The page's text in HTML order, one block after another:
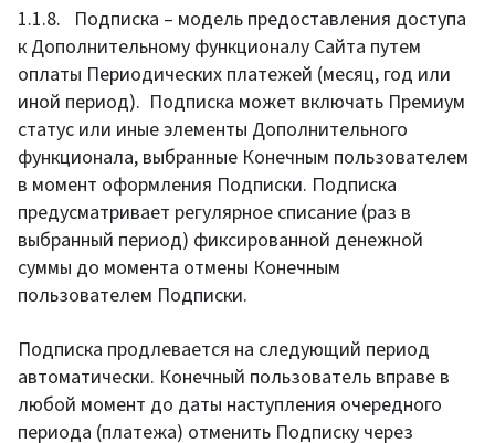
1.1.8. Подписка – модель предоставления доступа
к Дополнительному функционалу Сайта путем
оплаты Периодических платежей (месяц, год или
иной период). Подписка может включать Премиум
статус или иные элементы Дополнительного
функционала, выбранные Конечным пользователем
в момент оформления Подписки. Подписка
предусматривает регулярное списание (раз в
выбранный период) фиксированной денежной
суммы до момента отмены Конечным
пользователем Подписки.
Подписка продлевается на следующий период
автоматически. Конечный пользователь вправе в
любой момент до даты наступления очередного
периода (платежа) отменить Подписку через